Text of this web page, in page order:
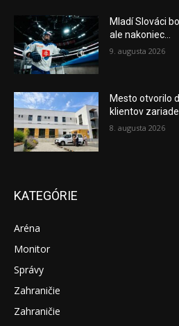
Mladí Slováci
ale nakoniec...
9. augusta 2026
Mesto otvorilo
klientov
8. augusta 2026
KATEGÓRIE
Aréna
Monitor
Správy
Zahraničie
Zahraničie